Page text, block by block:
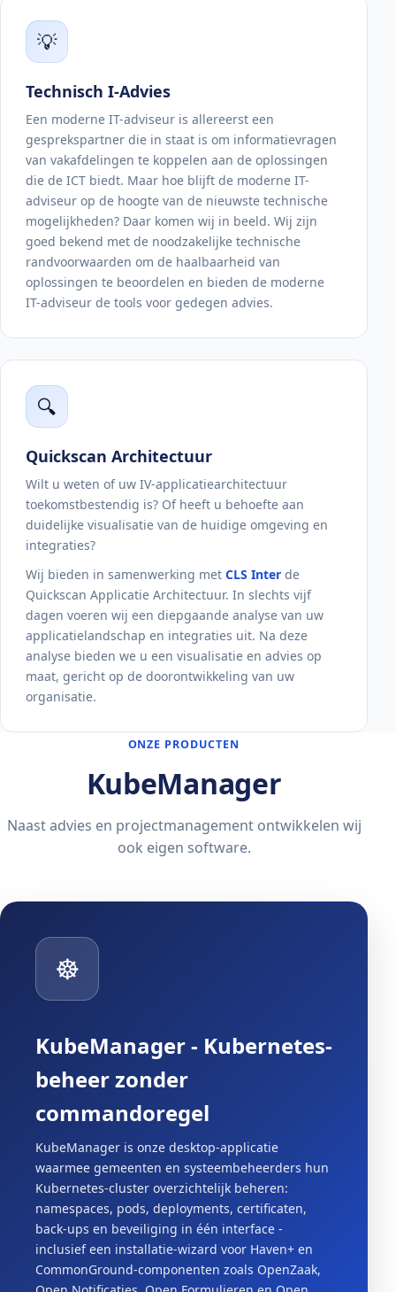
💡
Technisch I-Advies
Een moderne IT-adviseur is allereerst een
gesprekspartner die in staat is om informatievragen
van vakafdelingen te koppelen aan de oplossingen
die de ICT biedt. Maar hoe blijft de moderne IT-
adviseur op de hoogte van de nieuwste technische
mogelijkheden? Daar komen wij in beeld. Wij zijn
goed bekend met de noodzakelijke technische
randvoorwaarden om de haalbaarheid van
oplossingen te beoordelen en bieden de moderne
IT-adviseur de tools voor gedegen advies.
🔍
Quickscan Architectuur
Wilt u weten of uw IV-applicatiearchitectuur
toekomstbestendig is? Of heeft u behoefte aan
duidelijke visualisatie van de huidige omgeving en
integraties?
Wij bieden in samenwerking met CLS Inter de
Quickscan Applicatie Architectuur. In slechts vijf
dagen voeren wij een diepgaande analyse van uw
applicatielandschap en integraties uit. Na deze
analyse bieden we u een visualisatie en advies op
maat, gericht op de doorontwikkeling van uw
organisatie.
ONZE PRODUCTEN
KubeManager
Naast advies en projectmanagement ontwikkelen wij
ook eigen software.
☸️
KubeManager - Kubernetes-
beheer zonder
commandoregel
KubeManager is onze desktop-applicatie
waarmee gemeenten en systeembeheerders hun
Kubernetes-cluster overzichtelijk beheren:
namespaces, pods, deployments, certificaten,
back-ups en beveiliging in één interface -
inclusief een installatie-wizard voor Haven+ en
CommonGround-componenten zoals OpenZaak,